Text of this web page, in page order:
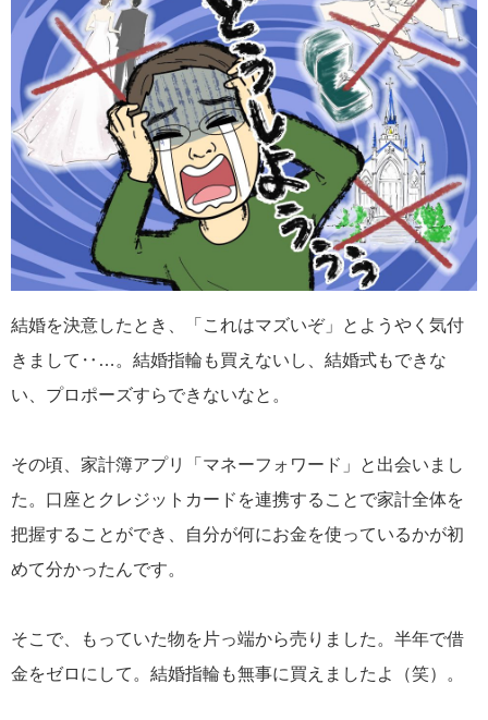
結婚を決意したとき、「これはマズいぞ」とようやく気付
きまして‥…。結婚指輪も買えないし、結婚式もできな
い、プロポーズすらできないなと。
その頃、家計簿アプリ「マネーフォワード」と出会いまし
た。口座とクレジットカードを連携することで家計全体を
把握することができ、自分が何にお金を使っているかが初
めて分かったんです。
そこで、もっていた物を片っ端から売りました。半年で借
金をゼロにして。結婚指輪も無事に買えましたよ（笑）。